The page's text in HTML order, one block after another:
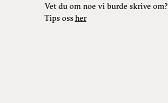
Vet du om noe vi burde skrive om?
Tips ossher